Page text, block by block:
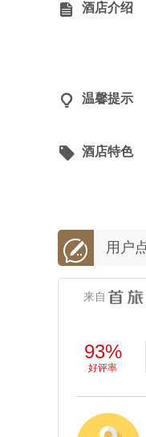
 酒店介绍
 温馨提示
 酒店特色
 用户
来自
93%
好评率